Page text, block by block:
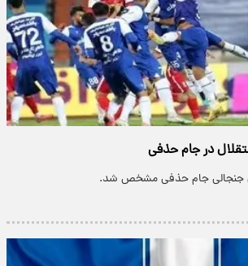
در جام حذفی
جنجالی جام حذفی مشخص شد.